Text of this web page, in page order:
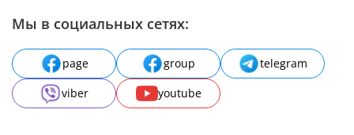
Мы в социальных сетях:
page group
telegram
viber
youtube